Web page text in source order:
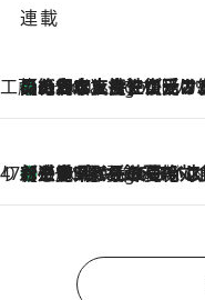
連載
工藤まやのおもてなしハ
3 Hours Ago
【ハワイ土産】ローカルの絶大な支持で復活！ 絶品の幻クッキー《元ファンの日本人女性が受け継いだ名店》
47都道府県の手みやげ ひんやりスイーツで夏を満喫
3 Hours Ago
【三重県】この夏絶対食べたい 冷やしておいしいおやつ3選 お餅×アイスの新感覚スイーツ